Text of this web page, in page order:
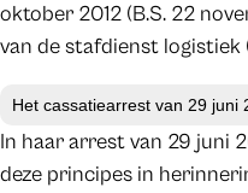
oktober 2012 (B.S. 22
van de stafdienst logistiek
Het cassatiearrest van 29 juni
In haar arrest van 29 juni
deze principes in